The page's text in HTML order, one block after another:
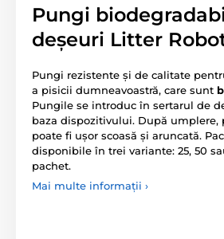
Pungi
deșeuri Litter
Pungi rezistente și de calitate
a pisicii dumneavoastră, care sunt
Pungile se introduc în sertarul de
baza dispozitivului. După umplere,
poate fi ușor scoasă și aruncată.
disponibile în trei variante: 25, 50
pachet.
Mai multe informații ›